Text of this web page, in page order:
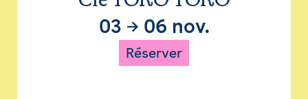
03 → 06 nov.
Réserver